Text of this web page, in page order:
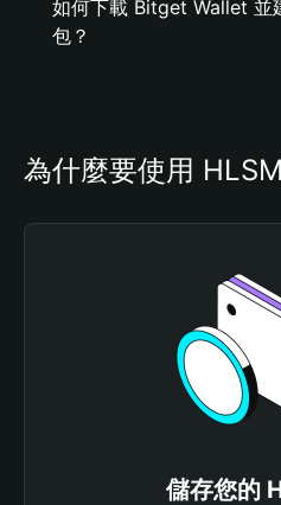
如何下載 Bitget Wallet 並
包？
為什麼要使用
儲存您的